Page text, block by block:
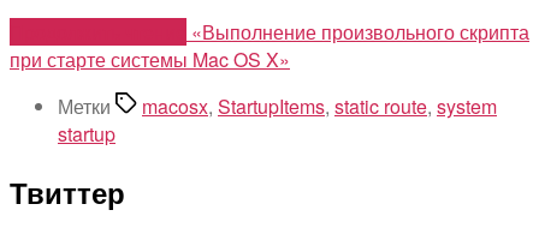
«Выполнение произвольного скрипта
при старте системы Mac OS X»
Метки
macosx, StartupItems, static route, system
startup
Твиттер